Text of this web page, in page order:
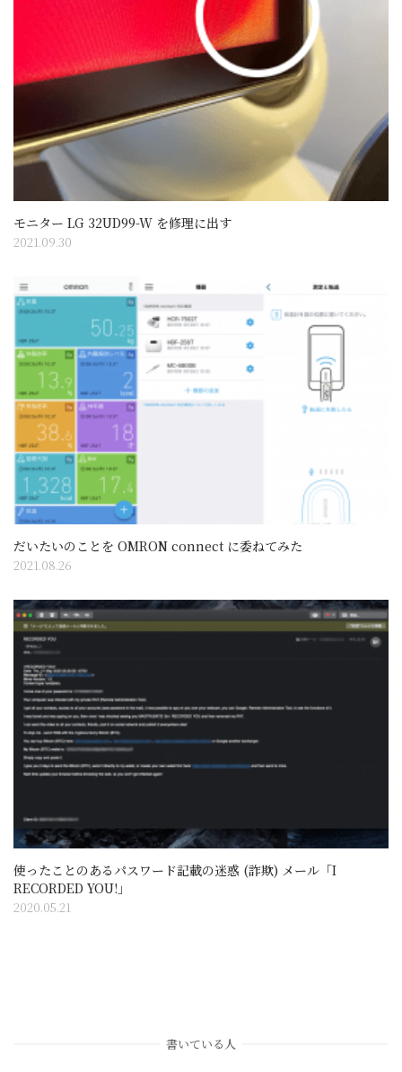
モニター LG 32UD99-W を修理に出す
2021.09.30
だいたいのことを OMRON connect に委ねてみた
2021.08.26
使ったことのあるパスワード記載の迷惑 (詐欺) メール「I
RECORDED YOU!」
2020.05.21
書いている人